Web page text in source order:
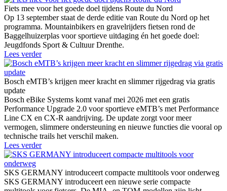
Fiets mee voor het goede doel tijdens Route du Nord
Op 13 september staat de derde editie van Route du Nord op het
programma. Mountainbikers en gravelrijders fietsen rond de
Baggelhuizerplas voor sportieve uitdaging én het goede doel:
Jeugdfonds Sport & Cultuur Drenthe.
Lees verder
Bosch eMTB’s krijgen meer kracht en slimmer rijgedrag via gratis
update
Bosch eBike Systems komt vanaf mei 2026 met een gratis
Performance Upgrade 2.0 voor sportieve eMTB’s met Performance
Line CX en CX-R aandrijving. De update zorgt voor meer
vermogen, slimmere ondersteuning en nieuwe functies die vooral op
technische trails het verschil maken.
Lees verder
SKS GERMANY introduceert compacte multitools voor onderweg
SKS GERMANY introduceert een nieuwe serie compacte